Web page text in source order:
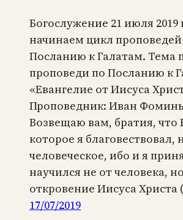
Богослужение 21 июля
начинаем цикл
Посланию к Галатам. Тема
проповеди по Посланию к
«Евангелие от Иисуса
Проповедник: Иван
Возвещаю вам, братия, что
которое я благовествовал,
человеческое, ибо и я
научился не от человека,
откровение Иисуса Христа
17/07/2019